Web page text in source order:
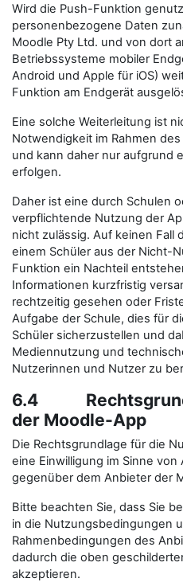
Wird die Push-Funktion
personenbezogene Daten
Moodle Pty Ltd. und von dort
Betriebssysteme mobiler
Android und Apple für iOS)
Funktion am Endgerät
Eine solche Weiterleitung ist
Notwendigkeit im Rahmen
und kann daher nur aufgrund
erfolgen.
Daher ist eine durch Schulen
verpflichtende Nutzung der
nicht zulässig. Auf keinen Fall
einem Schüler aus der Nicht-
Funktion ein Nachteil
Informationen kurzfristig
rechtzeitig gesehen oder
Aufgabe der Schule, dies für
Schüler sicherzustellen und
Mediennutzung und
Nutzerinnen und Nutzer zu
6.4
der Moodle-App
Die Rechtsgrundlage für die
eine Einwilligung im Sinne von
gegenüber dem Anbieter der
Bitte beachten Sie, dass Sie
in die Nutzungsbedingungen
Rahmenbedingungen des
dadurch die oben
akzeptieren.